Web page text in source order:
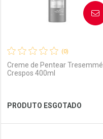
Ver Desconto Convênio
(0)
Creme de Pentear Tresemmé
Crespos 400ml
PRODUTO ESGOTADO
AVISE-ME